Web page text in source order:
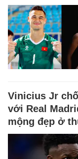
Vinicius Jr
với Real
mộng đẹp ở